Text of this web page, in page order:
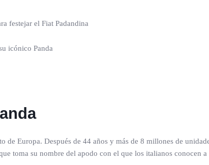
festejar el Fiat Padandina
Europa. Después de 44 años y más de 8 millones de
toma su nombre del apodo con el que los italianos conocen